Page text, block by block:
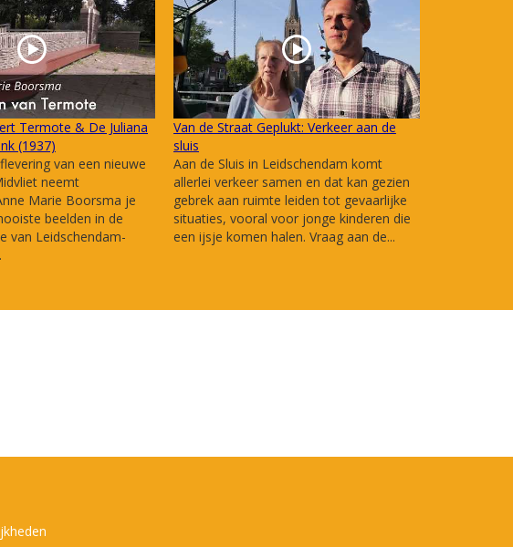
Termote & De Juliana
(1937)
van een nieuwe
neemt
Marie Boorsma je
beelden in de
van Leidschendam-
Van de Straat Geplukt: Verkeer aan de
sluis
Aan de Sluis in Leidschendam komt
allerlei verkeer samen en dat kan gezien
gebrek aan ruimte leiden tot gevaarlijke
situaties, vooral voor jonge kinderen die
een ijsje komen halen. Vraag aan de...